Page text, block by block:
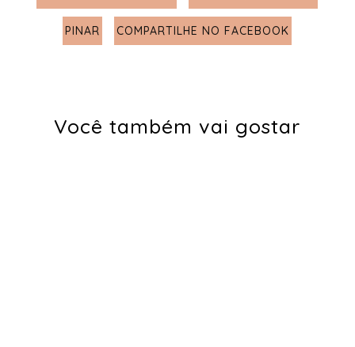
PINAR COMPARTILHE NO FACEBOOK
Você também vai gostar